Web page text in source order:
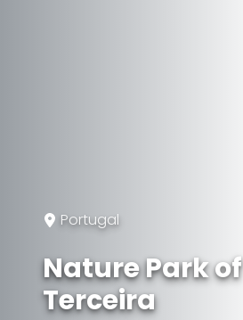
Portugal
Nature Park of
Terceira